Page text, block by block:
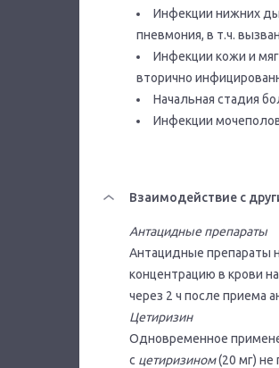
Инфекции нижних
пневмония, в т.ч.
Инфекции кожи и
вторично
Начальная стадия
Инфекции
Взаимодействие с
Антацидные препараты
Антацидные препараты
концентрацию в крови
через 2 ч после приема
Цетиризин
Одновременное
с цетиризином(20 мг) не